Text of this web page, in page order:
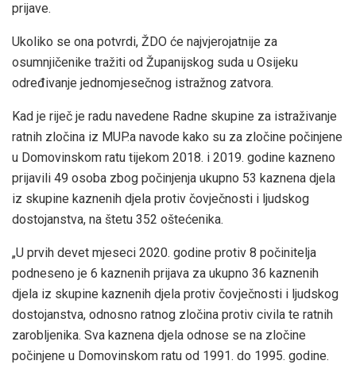
prijave.
Ukoliko se ona potvrdi, ŽDO će najvjerojatnije za
osumnjičenike tražiti od Županijskog suda u Osijeku
određivanje jednomjesečnog istražnog zatvora.
Kad je riječ je radu navedene Radne skupine za istraživanje
ratnih zločina iz MUP.a navode kako su za zločine počinjene
u Domovinskom ratu tijekom 2018. i 2019. godine kazneno
prijavili 49 osoba zbog počinjenja ukupno 53 kaznena djela
iz skupine kaznenih djela protiv čovječnosti i ljudskog
dostojanstva, na štetu 352 oštećenika.
„U prvih devet mjeseci 2020. godine protiv 8 počinitelja
podneseno je 6 kaznenih prijava za ukupno 36 kaznenih
djela iz skupine kaznenih djela protiv čovječnosti i ljudskog
dostojanstva, odnosno ratnog zločina protiv civila te ratnih
zarobljenika. Sva kaznena djela odnose se na zločine
počinjene u Domovinskom ratu od 1991. do 1995. godine.